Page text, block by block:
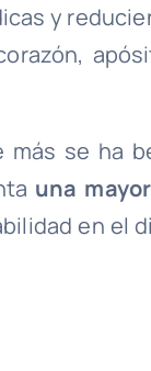
y
más se ha
una
en el